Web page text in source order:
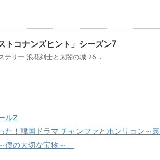
トコナンズヒント」シーズン7
リー 浪花剣士と太閤の城 26 ...
ルZ
！韓国ドラマ チャンファとホンリョン～裏
の大切な宝物～」